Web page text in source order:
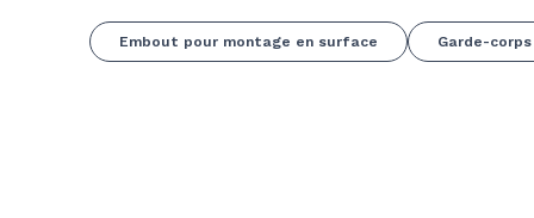
Embout pour montage en surface Garde-